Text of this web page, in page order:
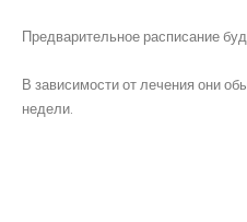
Предварительное расписание
В зависимости от лечения они
недели.